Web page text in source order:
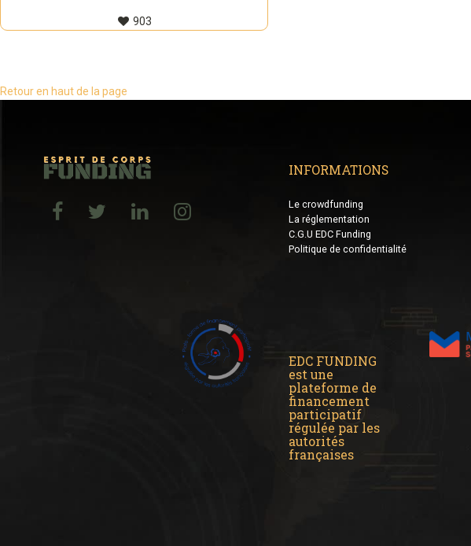
903
Retour en haut de la page
INFORMATIONS
Le crowdfunding
La réglementation
C.G.U EDC Funding
Politique de confidentialité
EDC FUNDING
est une
plateforme de
financement
participatif
régulée par les
autorités
françaises